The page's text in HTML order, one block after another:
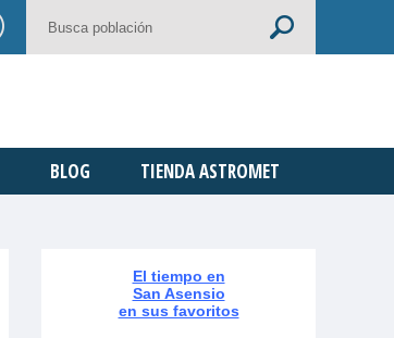
BLOG TIENDA ASTROMET
El tiempo en
San Asensio
en sus favoritos